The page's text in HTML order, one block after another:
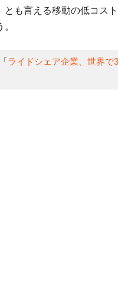
も言える移動の低コス
ライドシェア企業、世界